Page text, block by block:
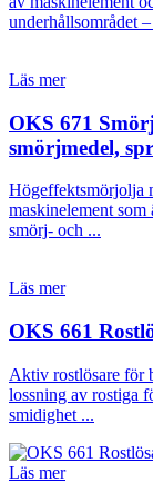
underhållsområdet
Läs mer
OKS 671
smörjmedel,
Högeffektsmörjolja
maskinelement
smörj- och ...
Läs mer
OKS 661
Aktiv rostlösare för
lossning av rostiga
smidighet ...
Läs mer